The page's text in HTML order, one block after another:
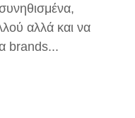
αλλά και να
brands...